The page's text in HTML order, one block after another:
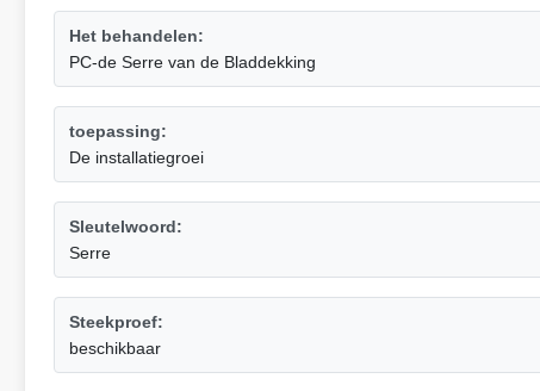
Het behandelen:
PC-de Serre van de Bladdekking
toepassing:
De installatiegroei
Sleutelwoord:
Serre
Steekproef:
beschikbaar